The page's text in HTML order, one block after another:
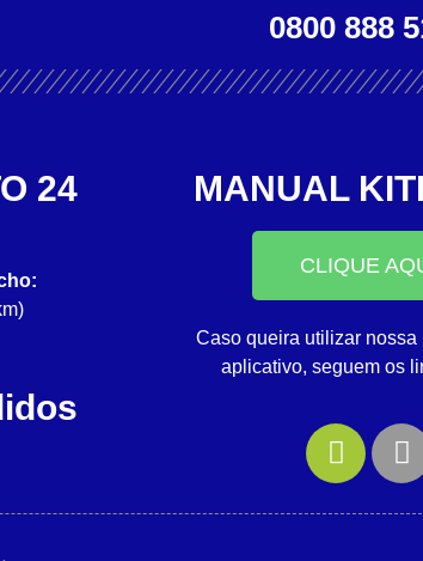
0800 888
24
MANUAL
CLIQUE
Caso queira utilizar nossa
aplicativo, seguem os